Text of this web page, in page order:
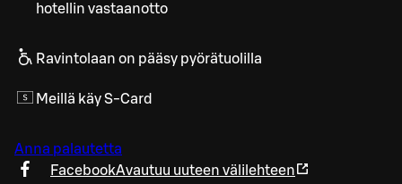
hotellin vastaanotto
Ravintolaan on pääsy pyörätuolilla
Meillä käy S-Card
Anna palautetta
FacebookAvautuu uuteen välilehteen